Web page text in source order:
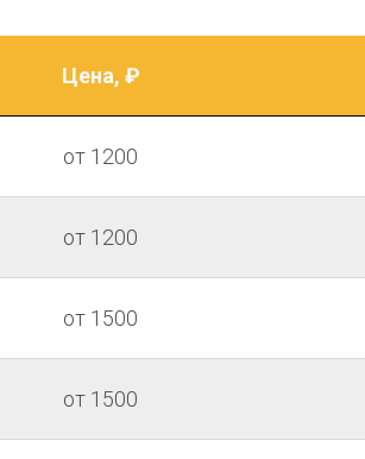
Цена, ₽
от 1200
от 1200
от 1500
от 1500